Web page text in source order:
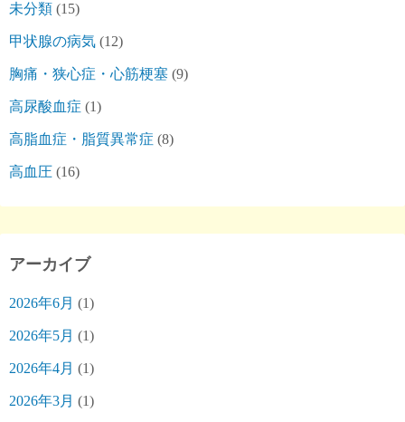
未分類 (15)
甲状腺の病気 (12)
胸痛・狭心症・心筋梗塞 (9)
高尿酸血症 (1)
高脂血症・脂質異常症 (8)
高血圧 (16)
アーカイブ
2026年6月 (1)
2026年5月 (1)
2026年4月 (1)
2026年3月 (1)